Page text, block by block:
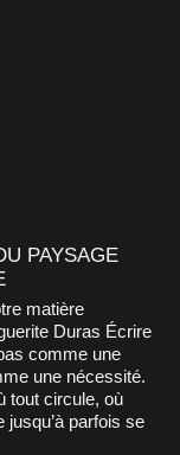
PAYSAGE
matière
Duras Écrire
comme une
une nécessité.
tout circule, où
jusqu’à parfois se